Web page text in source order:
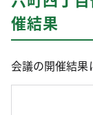
催結果
会議の開催結果